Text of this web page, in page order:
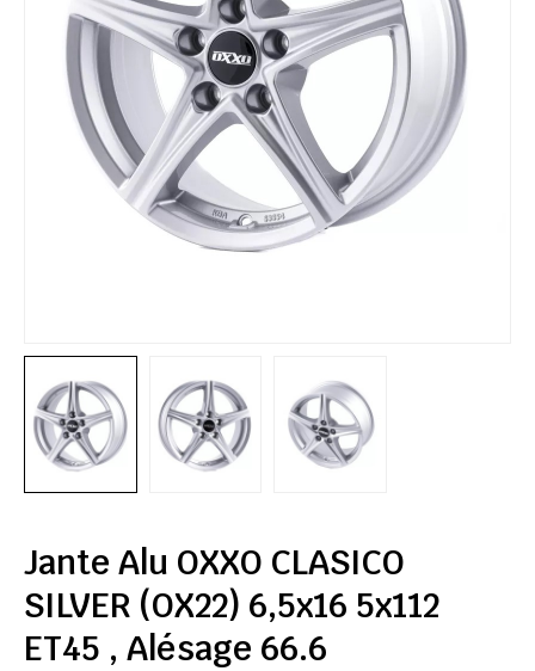
Jante Alu OXXO CLASICO
SILVER (OX22) 6,5x16 5x112
ET45 , Alésage 66.6